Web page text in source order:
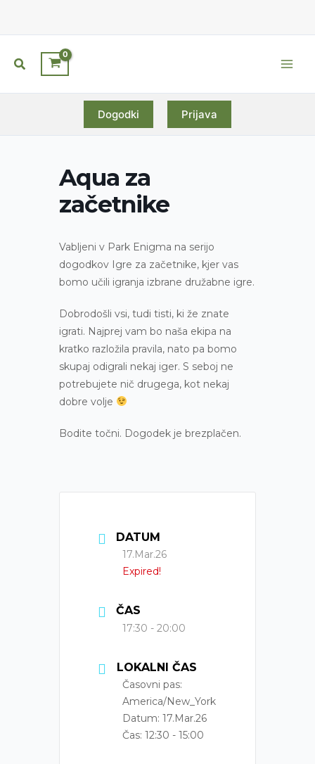
Search
Dogodki Prijava
Aqua za
začetnike
Vabljeni v Park Enigma na serijo
dogodkov Igre za začetnike, kjer vas
bomo učili igranja izbrane družabne igre.
Dobrodošli vsi, tudi tisti, ki že znate
igrati. Najprej vam bo naša ekipa na
kratko razložila pravila, nato pa bomo
skupaj odigrali nekaj iger. S seboj ne
potrebujete nič drugega, kot nekaj
dobre volje
Bodite točni. Dogodek je brezplačen.
DATUM
17.Mar.26
Expired!
ČAS
17:30 - 20:00
LOKALNI ČAS
Časovni pas:
America/New_York
Datum: 17.Mar.26
Čas: 12:30 - 15:00